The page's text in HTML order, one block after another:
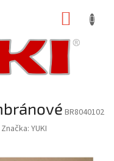
BR8040102
Značka: YUKI